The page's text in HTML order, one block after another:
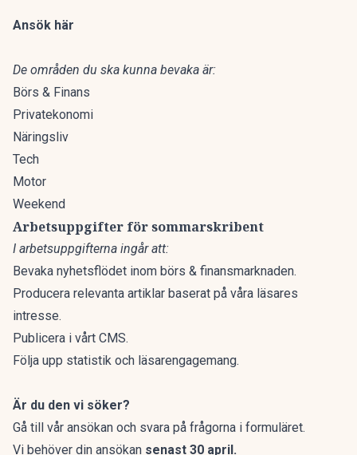
Ansök här
De områden du ska kunna bevaka är:
Börs & Finans
Privatekonomi
Näringsliv
Tech
Motor
Weekend
Arbetsuppgifter för sommarskribent
I arbetsuppgifterna ingår att:
Bevaka nyhetsflödet inom börs & finansmarknaden.
Producera relevanta artiklar baserat på våra läsares
intresse.
Publicera i vårt CMS.
Följa upp statistik och läsarengagemang.
Är du den vi söker?
Gå till vår ansökan och svara på frågorna i formuläret.
Vi behöver din ansökan senast 30 april.